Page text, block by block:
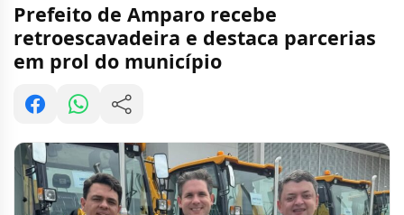
Prefeito de Amparo recebe
retroescavadeira e destaca parcerias
em prol do município